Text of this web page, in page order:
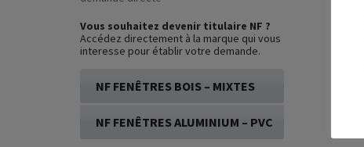
Vous souhaitez devenir titulaire NF ?
Accédez directement à la marque qui vous
interesse pour établir votre demande.
NF FENÊTRES BOIS – MIXTES
NF FENÊTRES ALUMINIUM – PVC